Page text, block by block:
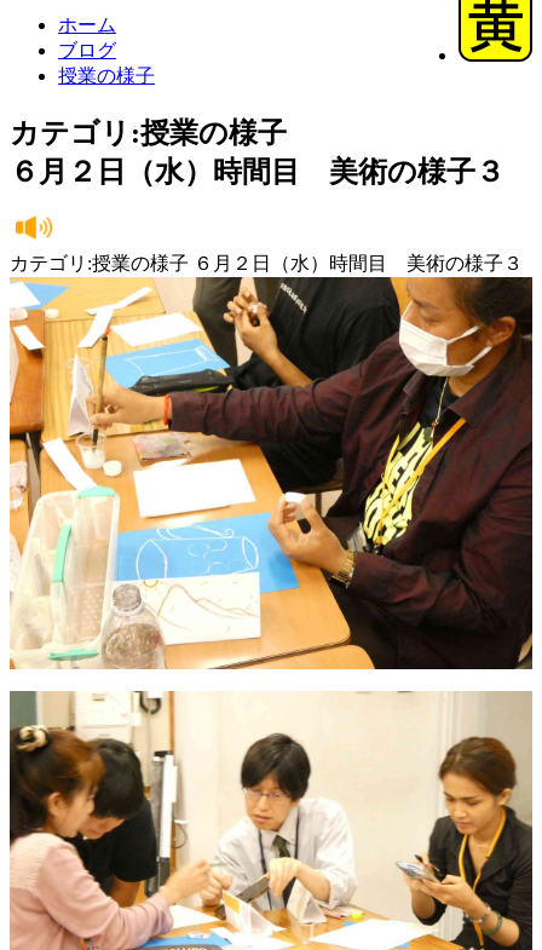
ホーム
ブログ
授業の様子
カテゴリ:授業の様子
６月２日（水）時間目 美術の様子３
カテゴリ:授業の様子 ６月２日（水）時間目 美術の様子３